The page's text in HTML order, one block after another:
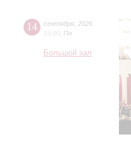
14 сентября 2026
19:00 Пн
Большой зал